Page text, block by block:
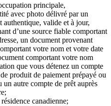
principale,
avec photo délivré par un
authentique, valide et à jour,
d’une source fiable comportant
un document provenant
votre nom et votre date
comportant votre nom
que vous détenez un compte
produit de paiement prépayé ou
un autre compte de prêt auprès
canadienne;